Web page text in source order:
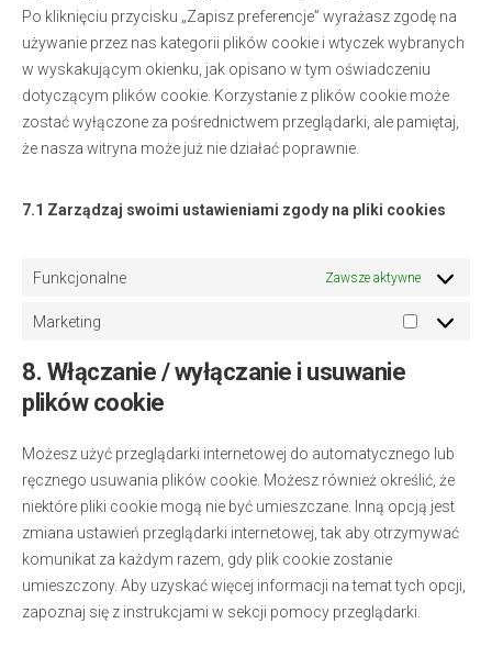
Po kliknięciu przycisku „Zapisz preferencje” wyrażasz zgodę na
używanie przez nas kategorii plików cookie i wtyczek wybranych
w wyskakującym okienku, jak opisano w tym oświadczeniu
dotyczącym plików cookie. Korzystanie z plików cookie może
zostać wyłączone za pośrednictwem przeglądarki, ale pamiętaj,
że nasza witryna może już nie działać poprawnie.
7.1 Zarządzaj swoimi ustawieniami zgody na pliki cookies
Funkcjonalne Zawsze aktywne
Marketing
8. Włączanie / wyłączanie i usuwanie
plików cookie
Możesz użyć przeglądarki internetowej do automatycznego lub
ręcznego usuwania plików cookie. Możesz również określić, że
niektóre pliki cookie mogą nie być umieszczane. Inną opcją jest
zmiana ustawień przeglądarki internetowej, tak aby otrzymywać
komunikat za każdym razem, gdy plik cookie zostanie
umieszczony. Aby uzyskać więcej informacji na temat tych opcji,
zapoznaj się z instrukcjami w sekcji pomocy przeglądarki.